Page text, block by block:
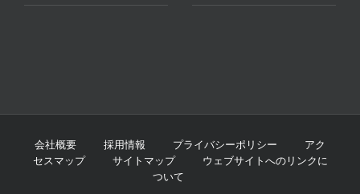
会社概要 採用情報 プライバシーポリシー
アク
セスマップ
サイトマップ
ウェブサイトへのリンクに
ついて